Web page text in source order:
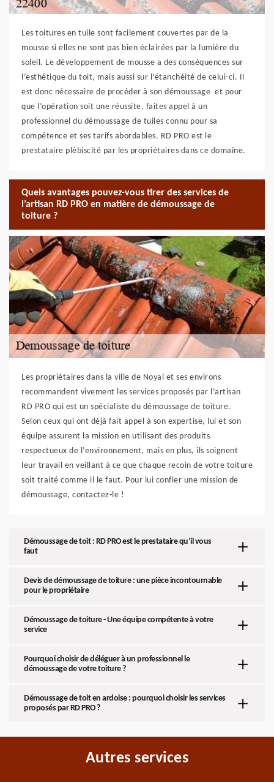
Les toitures en tuile sont facilement couvertes par de la
mousse si elles ne sont pas bien éclairées par la lumière du
soleil. Le développement de mousse a des conséquences sur
l’esthétique du toit, mais aussi sur l’étanchéité de celui-ci. Il
est donc nécessaire de procéder à son démoussage et pour
que l’opération soit une réussite, faites appel à un
professionnel du démoussage de tuiles connu pour sa
compétence et ses tarifs abordables. RD PRO est le
prestataire plébiscité par les propriétaires dans ce domaine.
Quels avantages pouvez-vous tirer des services de
l’artisan RD PRO en matière de démoussage de
toiture ?
Les propriétaires dans la ville de Noyal et ses environs
recommandent vivement les services proposés par l’artisan
RD PRO qui est un spécialiste du démoussage de toiture.
Selon ceux qui ont déjà fait appel à son expertise, lui et son
équipe assurent la mission en utilisant des produits
respectueux de l’environnement, mais en plus, ils soignent
leur travail en veillant à ce que chaque recoin de votre toiture
soit traité comme il le faut. Pour lui confier une mission de
démoussage, contactez-le !
Démoussage de toit : RD PRO est le prestataire qu’il vous
faut
Devis de démoussage de toiture : une pièce incontournable
pour le propriétaire
Démoussage de toiture - Une équipe compétente à votre
service
Pourquoi choisir de déléguer à un professionnel le
démoussage de votre toiture ?
Démoussage de toit en ardoise : pourquoi choisir les services
proposés par RD PRO ?
Autres services